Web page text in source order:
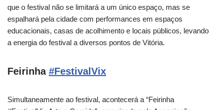
que o festival não se limitará a um único espaço, mas se
espalhará pela cidade com performances em espaços
educacionais, casas de acolhimento e locais públicos, levando
a energia do festival a diversos pontos de Vitória.
Feirinha #FestivalVix
Simultaneamente ao festival, acontecerá a “Feirinha